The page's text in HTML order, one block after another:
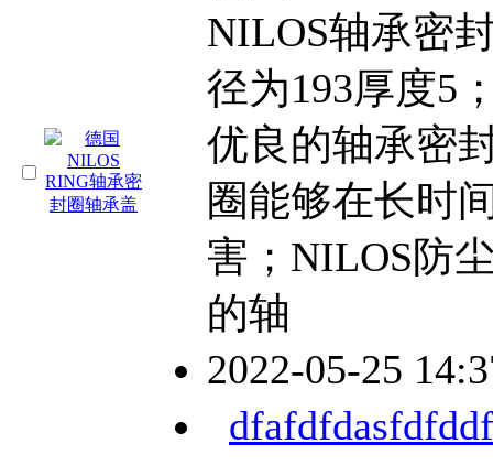
NILOS轴承密
径为193厚度5
优良的轴承密
圈能够在长时
害；NILOS防
的轴
2022-05-25